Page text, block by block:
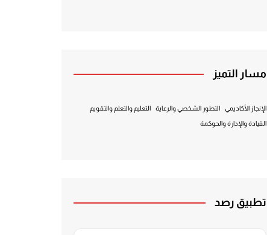
مسار التميز
الإنجاز الأكاديمي التطور الشخصي والرعاية التعليم والتعلم والتقويم
القيادة والإدارة والحوكمة
تطبيق رصد